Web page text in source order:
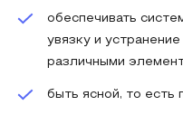
обеспечивать
увязку и
различными
быть ясной, то есть